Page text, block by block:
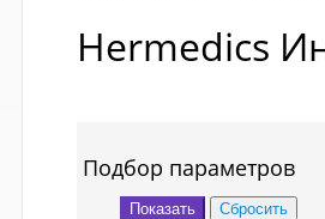
Hermedics
Подбор параметров